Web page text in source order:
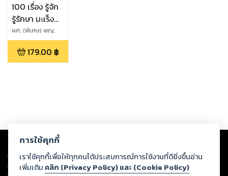
100 เรื่อง รู้จัก
รู้รักษา มะเร็ง
ปอด
ผศ. (พิเศษ) พญ.
ชนม์นิภา นันท
วิทยา,ศ.นพ.ชวลิต
เลิศบุษยานุกูล
179.00 ฿
Copyright © 2026
ต่อผลงานหรือเนื้อหาใดที่อัปโหลดผ่านเว็บไซต์และปรากฏว่าละเมิดสิทธิใน
ทรัพย์สินทางปัญญาของบุคคลอื่นหรือขัดต่อกฎหมายและศีลธรรม ดังนั้น ผู้อ่าน
ทุกท่านโปรดใช้วิจารณญาณในการกลั่นกรองด้วยตนเอง และหากท่านพบว่าส่วน
การใช้คุกกี้
เราใช้คุกกี้เพื่อให้ทุกคนได้ประสบการณ์การใช้งานที่ดียิ่งขึ้นอ่าน
เพิ่มเติม คลิก (Privacy Policy) และ (Cookie Policy)